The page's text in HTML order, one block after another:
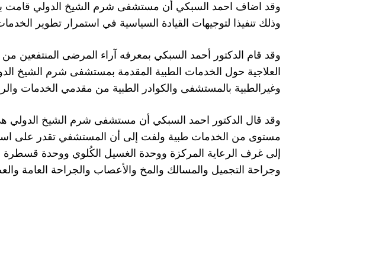
وذلك تنفيذا لتوجيهات القيادة السياسية في استمرار تطوير
وقد قام الدكتور أحمد السبكي بمعرفه آراء المرضى المنتفعين
العلاجية حول الخدمات الطبية المقدمة بمستشفى شرم الشيخ
وغيرالطبية بالمستشفى والكوادر الطبية من مقدمي الخدمات
وقد قال الدكتور احمد السبكي أن مستشفى شرم الشيخ
إلى غرف الرعاية المركزة ووحدة الغسيل الكُلوي ووحدة قسطرة
وجراحة التجميل والمسالك والمخ والأعصاب والجراحة العامة